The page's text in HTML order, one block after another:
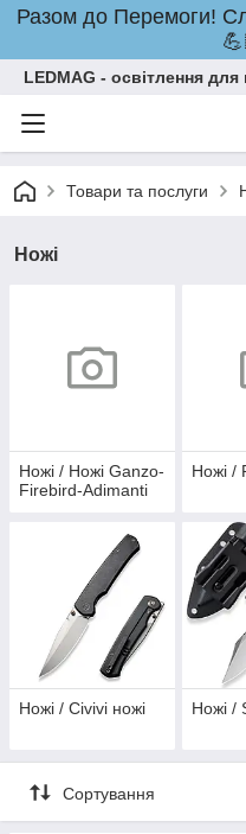
Разом до Перемоги!
LEDMAG - освітлення для
Товари та послуги
Ножі
Ножі / Ножі Ganzo-
Firebird-Adimanti
Ножі /
Ножі / Civivi ножі Ножі /
Сортування